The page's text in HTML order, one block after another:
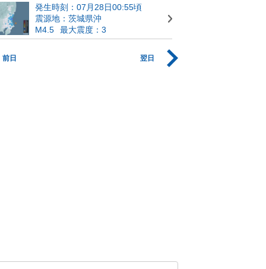
発生時刻：07月28日00:55頃
震源地：茨城県沖
M4.5
最大震度：3
前日 翌日